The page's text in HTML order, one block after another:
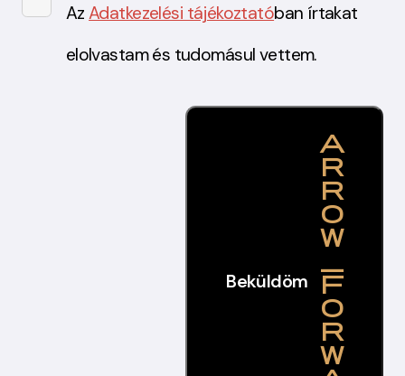
AzAdatkezelési tájékoztatóban írtakat
elolvastam és tudomásul vettem.
Beküldöm